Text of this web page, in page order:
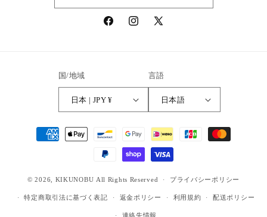
FacebookInstagram
X
国/地域
日本 | JPY ¥
言語
日本語
法© 2026, KIKUNOBU All Rights Reserved プライバシーポリシー
特定商取引法に基づく表記 返金ポリシー 利用規約 配送ポリシー
連絡先情報